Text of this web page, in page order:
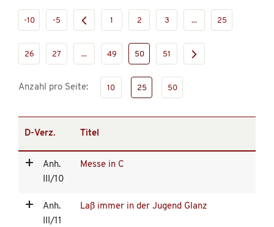
-10 -5 1 2 3 ... 25
26 27 ... 49 50 51
Anzahl pro Seite: 10 25 50
D-Verz. Titel
Anh.
III/10
Messe in C
Anh.
III/11
Laß immer in der Jugend Glanz